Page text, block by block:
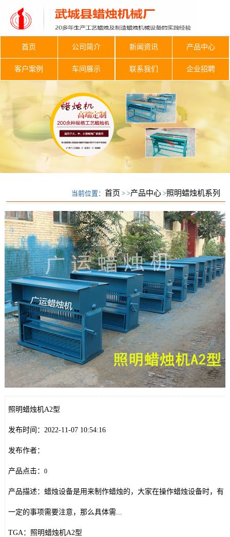
首页 公司简介 新闻资讯 产品中心
客户案例 车间展示 联系我们 企业招聘
当前位置： 首页 > >产品中心 >照明蜡烛机系列
照明蜡烛机系列
照明蜡烛机A2型
发布时间：2022-11-07 10:54:16
发布作者：
产品点击： 0
产品描述：蜡烛设备是用来制作蜡烛的，大家在操作蜡烛设备时，有
一定的事项需要注意，那么具体需...
TGA：照明蜡烛机A2型